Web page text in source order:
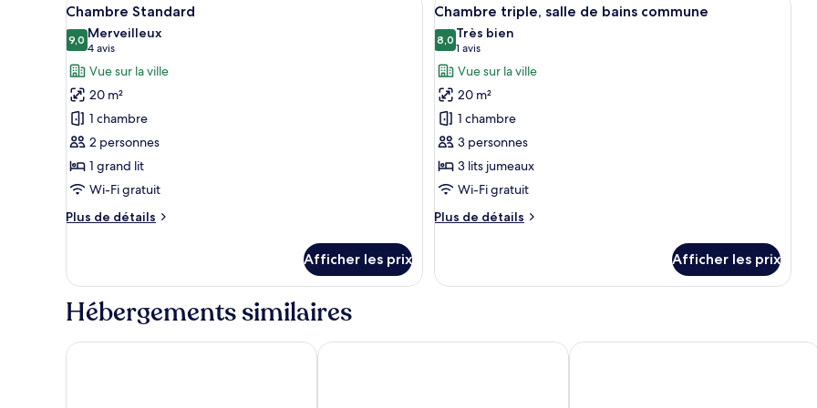
toutes
les
photos
pour
ce
type
de
chambre :
Chambre
Standard
2
Chambre Standard
9,09,0 sur 10
Merveilleux
4 avis
(4 avis)
Vue sur la ville
20 m²
1 chambre
2 personnes
1 grand lit
Wi-Fi gratuit
Plus de détails
Plus
Chambre
Standard
Afficher les prix
toutes
les
photos
pour
ce
type
de
chambre :
Chambre
triple,
bains
2
Chambre triple, salle de bains commune
8,08,0 sur 10
Très bien
1 avis
(1 avis)
Vue sur la ville
20 m²
1 chambre
3 personnes
3 lits jumeaux
Wi-Fi gratuit
Plus de détails
Plus
Chambre
bains
Afficher les prix
Hébergements similaires
Easy Hotel Kl Sentral M & M Hotel KL Sentral South Of The Clouds HOTEL KL